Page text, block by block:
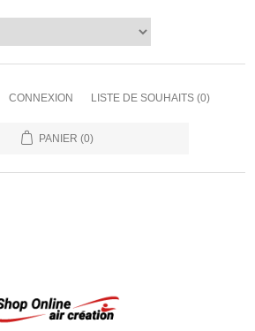
CONNEXION LISTE DE SOUHAITS (0)
PANIER (0)